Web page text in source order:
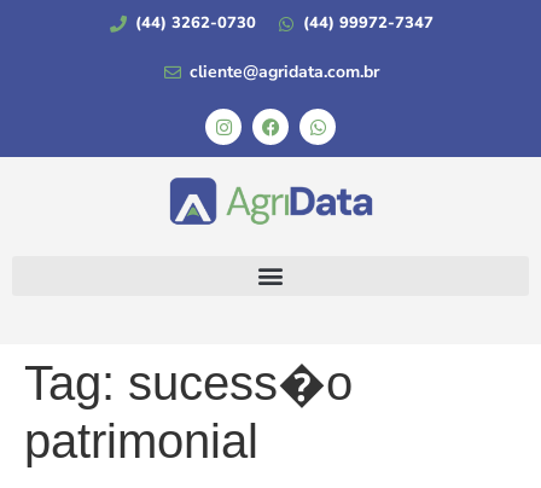
(44) 3262-0730 (44) 99972-7347
cliente@agridata.com.br
Tag: sucess�o
patrimonial